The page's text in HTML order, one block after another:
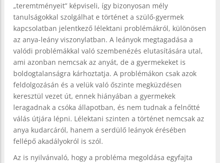
„teremtményeit” képviseli, így bizonyosan mély
tanulságokkal szolgálhat e történet a szülő-gyermek
kapcsolatban jelentkező lélektani problémákról, különösen
az anya-leány viszonylatban. A leányok megtagadása a
valódi problémákkal való szembenézés elutasítására utal,
ami azonban nemcsak az anyát, de a gyermekeket is
boldogtalanságra kárhoztatja. A problémákon csak azok
feldolgozásán és a velük való őszinte megküzdésen
keresztül vezet út, ennek hiányában a gyermekek
leragadnak a csóka állapotban, és nem tudnak a felnőtté
válás útjára lépni. Lélektani szinten a történet nemcsak az
anya kudarcáról, hanem a serdülő leányok érésében
fellépő akadályokról is szól.
Az is nyilvánvaló, hogy a probléma megoldása egyfajta